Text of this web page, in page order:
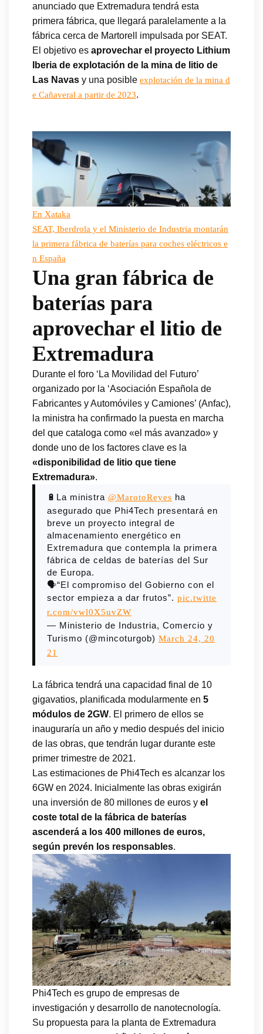
anunciado que Extremadura tendrá esta
primera fábrica, que llegará paralelamente a la
fábrica cerca de Martorell impulsada por SEAT.
El objetivo es aprovechar el proyecto Lithium
Iberia de explotación de la mina de litio de
Las Navas y una posible explotación de la mina d
e Cañaveral a partir de 2023.
En Xataka
SEAT, Iberdrola y el Ministerio de Industria montarán
la primera fábrica de baterías para coches eléctricos e
n España
Una gran fábrica de
baterías para
aprovechar el litio de
Extremadura
Durante el foro ‘La Movilidad del Futuro’
organizado por la ‘Asociación Española de
Fabricantes y Automóviles y Camiones’ (Anfac),
la ministra ha confirmado la puesta en marcha
del que cataloga como «el más avanzado» y
donde uno de los factores clave es la
«disponibilidad de litio que tiene
Extremadura».
🔋La ministra @MarotoReyes ha
asegurado que Phi4Tech presentará en
breve un proyecto integral de
almacenamiento energético en
Extremadura que contempla la primera
fábrica de celdas de baterías del Sur
de Europa.
🗣️“El compromiso del Gobierno con el
sector empieza a dar frutos”. pic.twitte
r.com/vwl0X5uvZW
— Ministerio de Industria, Comercio y
Turismo (@mincoturgob) March 24, 20
21
La fábrica tendrá una capacidad final de 10
gigavatios, planificada modularmente en 5
módulos de 2GW. El primero de ellos se
inauguraría un año y medio después del inicio
de las obras, que tendrán lugar durante este
primer trimestre de 2021.
Las estimaciones de Phi4Tech es alcanzar los
6GW en 2024. Inicialmente las obras exigirán
una inversión de 80 millones de euros y el
coste total de la fábrica de baterías
ascenderá a los 400 millones de euros,
según prevén los responsables.
Phi4Tech es grupo de empresas de
investigación y desarrollo de nanotecnología.
Su propuesta para la planta de Extremadura